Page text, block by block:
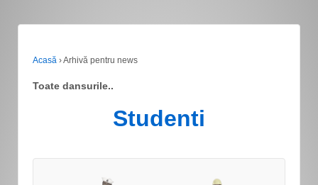
Acasă ›Arhivă pentru news
Toate dansurile..
Studenti